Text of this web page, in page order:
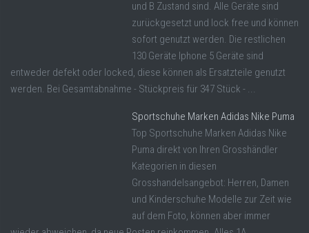
und B Zustand sind. Alle Geräte sind
zurückgesetzt und lock free und können
sofort genutzt werden. Die restlichen
130 Geräte Iphone 5 Geräte sind
entweder defekt oder locked, diese können als Ersatzteile genutzt
werden. Bei Gesamtabnahme - Stückpreis für 347 Stück - ...
Sportschuhe Marken Adidas Nike Puma
Top Sportschuhe Marken Adidas Nike
Puma direkt von Ihren Grosshändler
Kategorien in diesen
Grosshandelsangebot: Herren, Damen
und Kinderschuhe Modelle zur Zeit wie
auf dem Foto, können aber immer